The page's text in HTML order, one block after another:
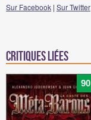
Sur Facebook | Sur Twitter
Critiques liées
90